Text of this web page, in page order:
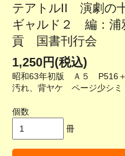
テアトルII 演劇の
ギャルド２ 編：浦
貢 国書刊行会
1,250円(税込)
昭和63年初版 Ａ５ P516＋
汚れ、背ヤケ ページ少シミ
個数
冊